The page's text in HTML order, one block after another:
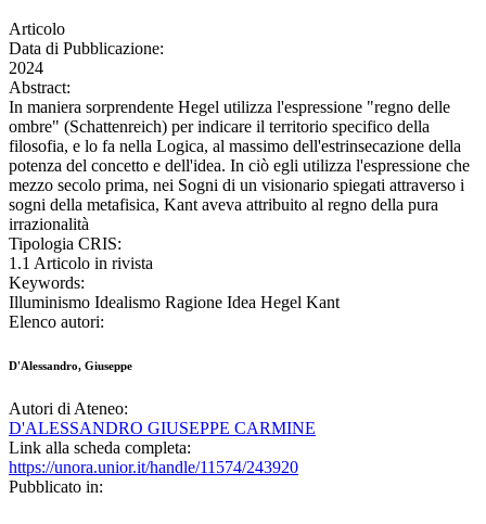
Articolo
Data di Pubblicazione:
2024
Abstract:
In maniera sorprendente Hegel utilizza l'espressione "regno delle
ombre" (Schattenreich) per indicare il territorio specifico della
filosofia, e lo fa nella Logica, al massimo dell'estrinsecazione della
potenza del concetto e dell'idea. In ciò egli utilizza l'espressione che
mezzo secolo prima, nei Sogni di un visionario spiegati attraverso i
sogni della metafisica, Kant aveva attribuito al regno della pura
irrazionalità
Tipologia CRIS:
1.1 Articolo in rivista
Keywords:
Illuminismo Idealismo Ragione Idea Hegel Kant
Elenco autori:
D'Alessandro, Giuseppe
Autori di Ateneo:
D'ALESSANDRO GIUSEPPE CARMINE
Link alla scheda completa:
https://unora.unior.it/handle/11574/243920
Pubblicato in: